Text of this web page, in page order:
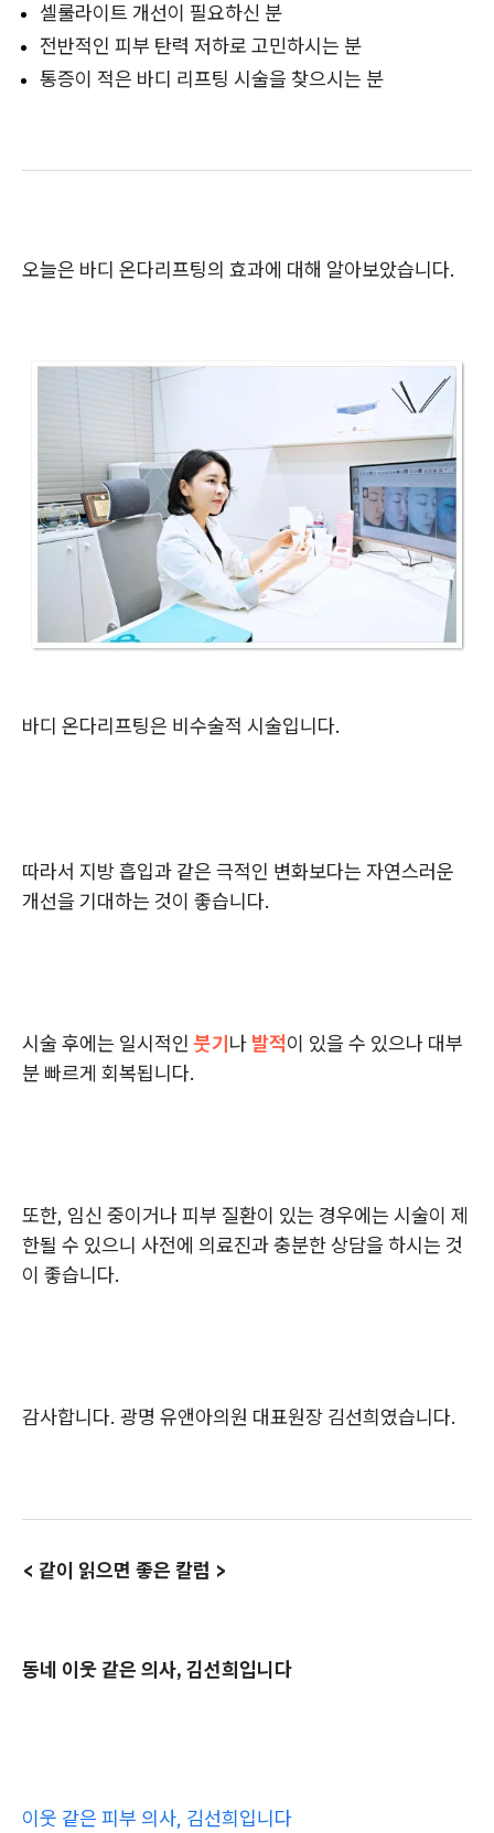
셀룰라이트 개선이 필요하신 분
전반적인 피부 탄력 저하로 고민하시는 분
통증이 적은 바디 리프팅 시술을 찾으시는 분
오늘은 바디 온다리프팅의 효과에 대해 알아보았습니다.
바디 온다리프팅은 비수술적 시술입니다.
따라서 지방 흡입과 같은 극적인 변화보다는 자연스러운
개선을 기대하는 것이 좋습니다.
시술 후에는 일시적인붓기나 발적이 있을 수 있으나 대부
분 빠르게 회복됩니다.
또한, 임신 중이거나 피부 질환이 있는 경우에는 시술이 제
한될 수 있으니 사전에 의료진과 충분한 상담을 하시는 것
이 좋습니다.
감사합니다. 광명 유앤아의원 대표원장 김선희였습니다.
< 같이 읽으면 좋은 칼럼 >
동네 이웃 같은 의사, 김선희입니다
이웃 같은 피부 의사, 김선희입니다